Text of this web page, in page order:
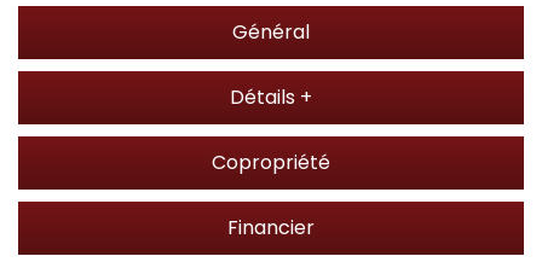
Général
Détails +
Copropriété
Financier